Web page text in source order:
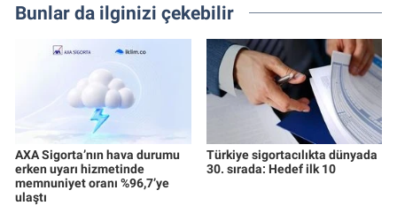
Bunlar da ilginizi çekebilir
AXA Sigorta’nın hava durumu
erken uyarı hizmetinde
memnuniyet oranı %96,7’ye
ulaştı
Türkiye sigortacılıkta dünyada
30. sırada: Hedef ilk 10